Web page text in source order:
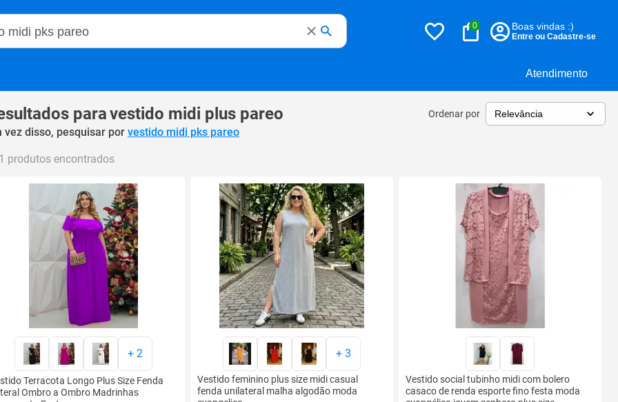
Atendimento
Magalu
0 Boas vindas :)
Entre ou Cadastre-se
paravestido midi plus pareo Ordenar por
vez disso, pesquisar por vestido midi pks pareo
produtos encontrados
+ 2
Terracota Longo Plus Size Fenda
Ombro a Ombro Madrinhas
+ 3
Vestido feminino plus size midi casual
fenda unilateral malha algodão moda
Vestido social tubinho midi com bolero
casaco de renda esporte fino festa moda